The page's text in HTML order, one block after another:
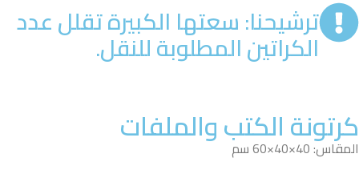
ترشيحنا: سعتها الكبيرة تقلل عدد
الكراتين المطلوبة للنقل.
كرتونة الكتب والملفات
المقاس: 40×40×60 سم